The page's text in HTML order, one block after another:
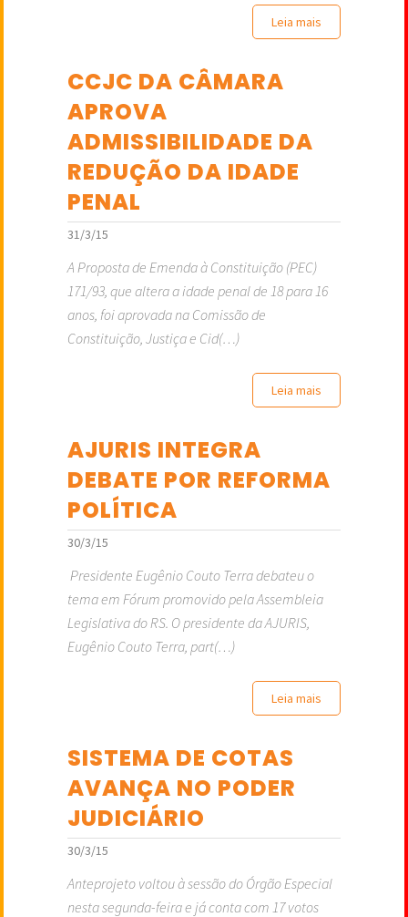
Leia mais
CCJC DA CÂMARA
APROVA
ADMISSIBILIDADE DA
REDUÇÃO DA IDADE
PENAL
31/3/15
A Proposta de Emenda à Constituição (PEC)
171/93, que altera a idade penal de 18 para 16
anos, foi aprovada na Comissão de
Constituição, Justiça e Cid(…)
Leia mais
AJURIS INTEGRA
DEBATE POR REFORMA
POLÍTICA
30/3/15
Presidente Eugênio Couto Terra debateu o
tema em Fórum promovido pela Assembleia
Legislativa do RS. O presidente da AJURIS,
Eugênio Couto Terra, part(…)
Leia mais
SISTEMA DE COTAS
AVANÇA NO PODER
JUDICIÁRIO
30/3/15
Anteprojeto voltou à sessão do Órgão Especial
nesta segunda-feira e já conta com 17 votos